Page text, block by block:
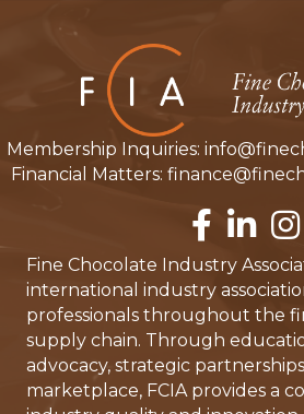
Membership Inquiries:
Financial Matters:
facebook
LinkedIn
Fine Chocolate Industry
international industry
professionals throughout the
supply chain. Through
advocacy, strategic
marketplace, FCIA provides a